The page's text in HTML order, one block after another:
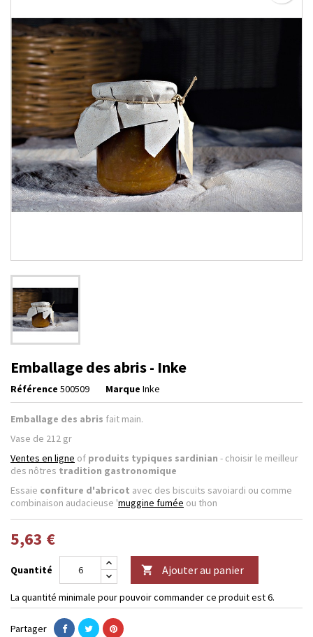
Emballage des abris - Inke
Référence 500509 Marque Inke
Emballage des abris fait main.
Vase de 212 gr
Ventes en ligne of produits typiques sardinian - choisir le meilleur
des nôtres tradition gastronomique
Essaie confiture d'abricot avec des biscuits savoiardi ou comme
combinaison audacieuse 'muggine fumée ou thon
5,63 €
Quantité  Ajouter au panier
La quantité minimale pour pouvoir commander ce produit est 6.
Partager